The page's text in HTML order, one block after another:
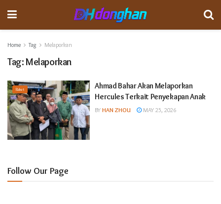
Home Tag Melaporkan
Tag:Melaporkan
Raket
Ahmad Bahar Akan Melaporkan
Hercules Terkait Penyekapan Anak
BY HAN ZHOU MAY 25, 2026
Follow Our Page